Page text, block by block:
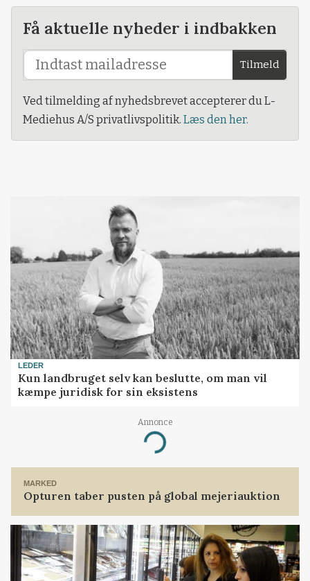
Få aktuelle nyheder i indbakken
Tilmeld
Ved tilmelding af nyhedsbrevet accepterer du L-
Mediehus A/S privatlivspolitik. Læs den her.
LEDER
Kun landbruget selv kan beslutte, om man vil
kæmpe juridisk for sin eksistens
Annonce
Loading...
MARKED
Opturen taber pusten på global mejeriauktion